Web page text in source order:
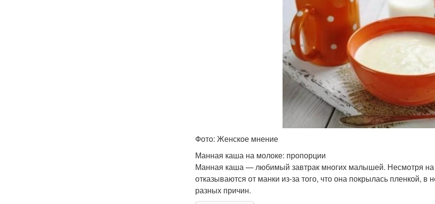
Фото: Женское мнение
Манная каша на молоке: пропорции
Манная каша — любимый завтрак многих малышей. Несмотря на
отказываются от манки из-за того, что она покрылась пленкой,
разных причин.